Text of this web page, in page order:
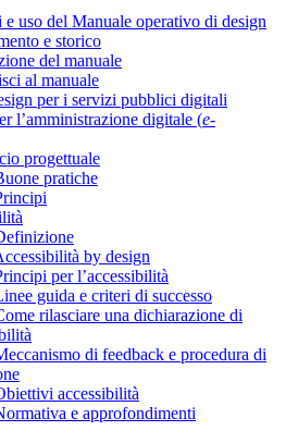
e uso del Manuale operativo di design
e storico
del manuale
al manuale
per i servizi pubblici digitali
l’amministrazione digitale (e-
progettuale
pratiche
by design
per l’accessibilità
guida e criteri di successo
rilasciare una dichiarazione di
di feedback e procedura di
accessibilità
e approfondimenti